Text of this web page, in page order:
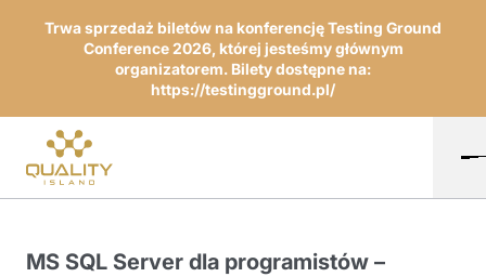
Trwa sprzedaż biletów na konferencję Testing Ground
Conference 2026, której jesteśmy głównym
organizatorem. Bilety dostępne na:
https://testingground.pl/
MS SQL Server dla programistów –